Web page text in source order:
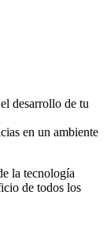
desarrollo de tu
en un ambiente
la tecnología
de todos los